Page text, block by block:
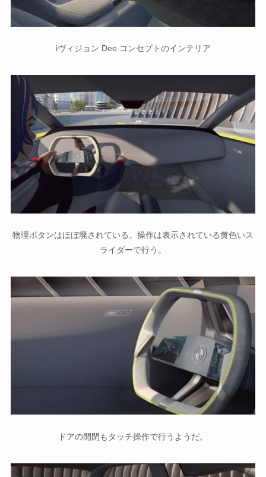
iヴィジョン Dee コンセプトのインテリア
物理ボタンはほぼ廃されている。操作は表示されている黄色いス
ライダーで行う。
ドアの開閉もタッチ操作で行うようだ。